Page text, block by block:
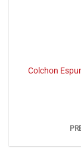
Colchon